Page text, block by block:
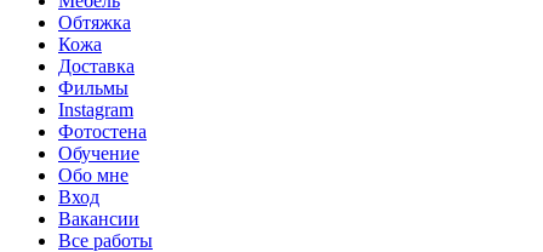
Обтяжка
Кожа
Доставка
Фильмы
Instagram
Фотостена
Обучение
Обо мне
Вход
Вакансии
Все работы